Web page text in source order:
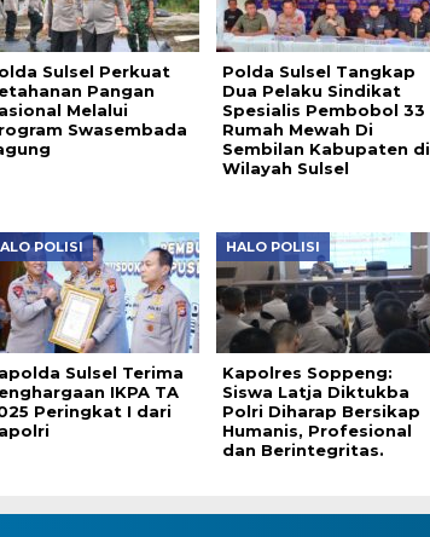
Sulsel Perkuat
Pangan
Melalui
Swasembada
Polda Sulsel Tangkap
Dua Pelaku Sindikat
Spesialis Pembobol 33
Rumah Mewah Di
Sembilan Kabupaten di
Wilayah Sulsel
POLISI
Sulsel Terima
IKPA TA
Peringkat I dari
HALO POLISI
Kapolres Soppeng:
Siswa Latja Diktukba
Polri Diharap Bersikap
Humanis, Profesional
dan Berintegritas.